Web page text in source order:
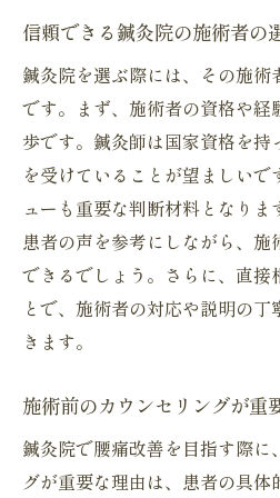
信頼できる鍼灸院の施術者の
鍼灸院を選ぶ際には、その施
です。まず、施術者の資格や経
歩です。鍼灸師は国家資格を
を受けていることが望ましい
ューも重要な判断材料となり
患者の声を参考にしながら、
できるでしょう。さらに、直接
とで、施術者の対応や説明の
きます。
施術前のカウンセリングが重
鍼灸院で腰痛改善を目指す際に
グが重要な理由は、患者の具体